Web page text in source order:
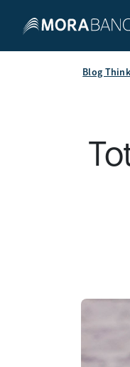
Blog